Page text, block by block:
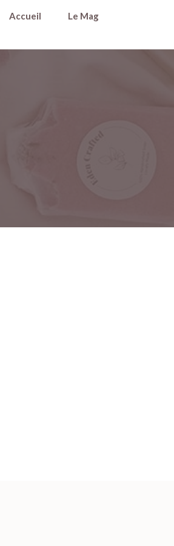
Accueil Le Mag